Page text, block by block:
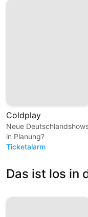
Coldplay
Neue
in Planung?
Ticketalarm
Das ist los in